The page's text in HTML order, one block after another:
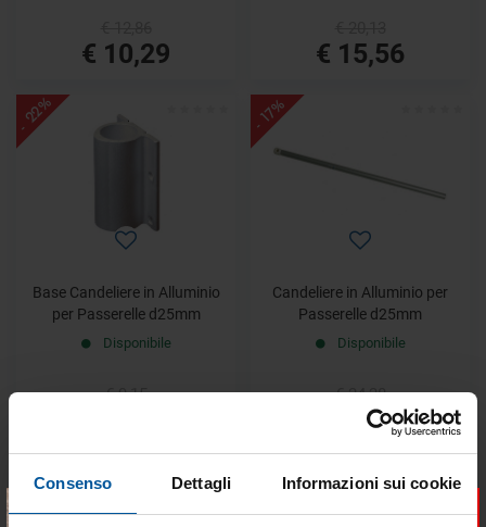
×
Consenso Dettagli Informazioni sui cookie
€ 10,29 € 15,56
- 22%
Base Candeliere in Alluminio
per Passerelle d25mm
Disponibile
€ 9,15
- 17%
Candeliere in Alluminio per
Passerelle d25mm
Disponibile
€ 24,28
€ 20,22
- 30% - 15%